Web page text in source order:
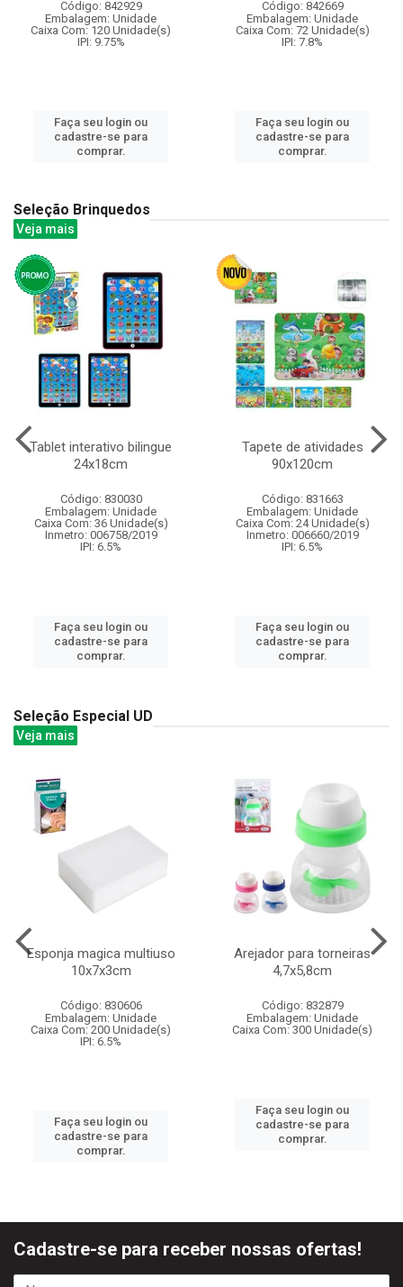
Código: 842929
Embalagem: Unidade
Caixa Com: 120 Unidade(s)
IPI: 9.75%
Faça seu login ou
cadastre-se para
comprar.
Código: 842669
Embalagem: Unidade
Caixa Com: 72 Unidade(s)
IPI: 7.8%
Faça seu login ou
cadastre-se para
comprar.
Seleção Brinquedos
Veja mais
Tablet interativo bilingue
24x18cm
Código: 830030
Embalagem: Unidade
Caixa Com: 36 Unidade(s)
Inmetro: 006758/2019
IPI: 6.5%
Faça seu login ou
cadastre-se para
comprar.
Tapete de atividades
90x120cm
Código: 831663
Embalagem: Unidade
Caixa Com: 24 Unidade(s)
Inmetro: 006660/2019
IPI: 6.5%
Faça seu login ou
cadastre-se para
comprar.
Seleção Especial UD
Veja mais
Esponja magica multiuso
10x7x3cm
Código: 830606
Embalagem: Unidade
Caixa Com: 200 Unidade(s)
IPI: 6.5%
Faça seu login ou
cadastre-se para
comprar.
Arejador para torneiras
4,7x5,8cm
Código: 832879
Embalagem: Unidade
Caixa Com: 300 Unidade(s)
Faça seu login ou
cadastre-se para
comprar.
Cadastre-se para receber nossas ofertas!